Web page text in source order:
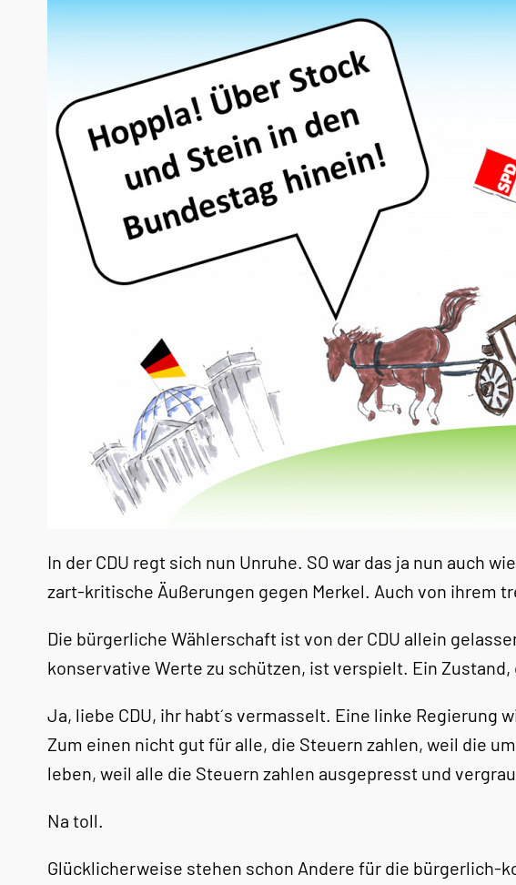
In der CDU regt sich nun Unruhe. SO war das ja nun auch
zart-kritische Äußerungen gegen Merkel. Auch von ihrem
Die bürgerliche Wählerschaft ist von der CDU allein
konservative Werte zu schützen, ist verspielt. Ein
Ja, liebe CDU, ihr habt´s vermasselt. Eine linke
Zum einen nicht gut für alle, die Steuern zahlen, weil die
leben, weil alle die Steuern zahlen ausgepresst und
Na toll.
Glücklicherweise stehen schon Andere für die bürgerlich-